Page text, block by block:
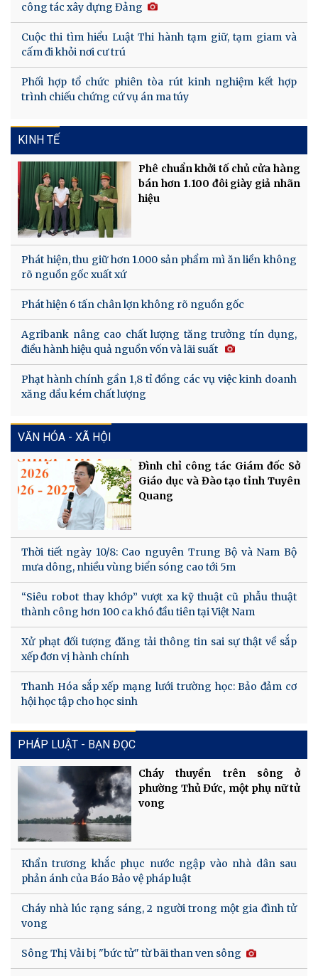
công tác xây dựng Đảng
Cuộc thi tìm hiểu Luật Thi hành tạm giữ, tạm giam và
cấm đi khỏi nơi cư trú
Phối hợp tổ chức phiên tòa rút kinh nghiệm kết hợp
trình chiếu chứng cứ vụ án ma túy
KINH TẾ
Phê chuẩn khởi tố chủ cửa hàng
bán hơn 1.100 đôi giày giả nhãn
hiệu
Phát hiện, thu giữ hơn 1.000 sản phẩm mì ăn liền không
rõ nguồn gốc xuất xứ
Phát hiện 6 tấn chân lợn không rõ nguồn gốc
Agribank nâng cao chất lượng tăng trưởng tín dụng,
điều hành hiệu quả nguồn vốn và lãi suất
Phạt hành chính gần 1,8 tỉ đồng các vụ việc kinh doanh
xăng dầu kém chất lượng
VĂN HÓA - XÃ HỘI
Đình chỉ công tác Giám đốc Sở
Giáo dục và Đào tạo tỉnh Tuyên
Quang
Thời tiết ngày 10/8: Cao nguyên Trung Bộ và Nam Bộ
mưa dông, nhiều vùng biển sóng cao tới 5m
“Siêu robot thay khớp” vượt xa kỹ thuật cũ phẫu thuật
thành công hơn 100 ca khó đầu tiên tại Việt Nam
Xử phạt đối tượng đăng tải thông tin sai sự thật về sắp
xếp đơn vị hành chính
Thanh Hóa sắp xếp mạng lưới trường học: Bảo đảm cơ
hội học tập cho học sinh
PHÁP LUẬT - BẠN ĐỌC
Cháy thuyền trên sông ở
phường Thủ Đức, một phụ nữ tử
vong
Khẩn trương khắc phục nước ngập vào nhà dân sau
phản ánh của Báo Bảo vệ pháp luật
Cháy nhà lúc rạng sáng, 2 người trong một gia đình tử
vong
Sông Thị Vải bị "bức tử" từ bãi than ven sông